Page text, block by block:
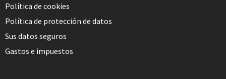
Política de cookies
Política de protección de datos
Sus datos seguros
Gastos e impuestos